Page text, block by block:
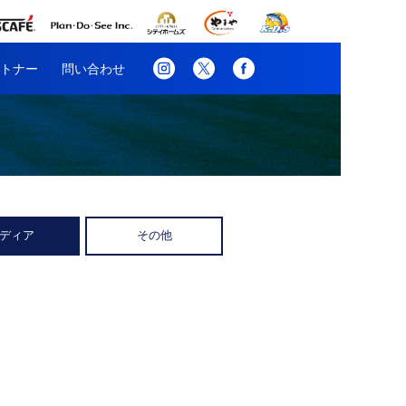
ナー 問い合わせ
ィア その他